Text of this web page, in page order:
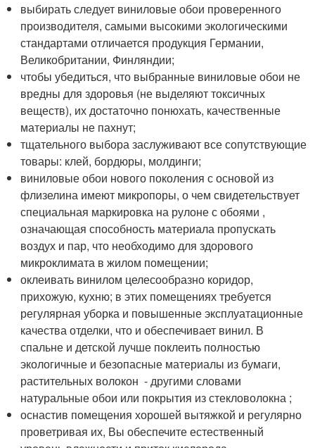
выбирать следует виниловые обои проверенного
производителя, самыми высокими экологическими
стандартами отличается продукция Германии,
Великобритании, Финляндии;
чтобы убедиться, что выбранные виниловые обои не
вредны для здоровья (не выделяют токсичных
веществ), их достаточно понюхать, качественные
материалы не пахнут;
тщательного выбора заслуживают все сопутствующие
товары: клей, бордюры, молдинги;
виниловые обои нового поколения с основой из
флизелина имеют микропоры, о чем свидетельствует
специальная маркировка на рулоне с обоями ,
означающая способность материала пропускать
воздух и пар, что необходимо для здорового
микроклимата в жилом помещении;
оклеивать винилом целесообразно коридор,
прихожую, кухню; в этих помещениях требуется
регулярная уборка и повышенные эксплуатационные
качества отделки, что и обеспечивает винил. В
спальне и детской лучше поклеить полностью
экологичные и безопасные материалы из бумаги,
растительных волокон - другими словами
натуральные обои или покрытия из стекловолокна ;
оснастив помещения хорошей вытяжкой и регулярно
проветривая их, Вы обеспечите естественный